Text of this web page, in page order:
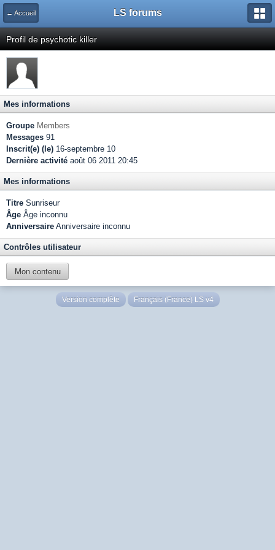
← Accueil LS forums
Profil de psychotic killer
Mes informations
Groupe Members
Messages 91
Inscrit(e) (le) 16-septembre 10
Dernière activité août 06 2011 20:45
Mes informations
Titre Sunriseur
Âge Âge inconnu
Anniversaire Anniversaire inconnu
Contrôles utilisateur
Mon contenu
Version complète Français (France) LS v4